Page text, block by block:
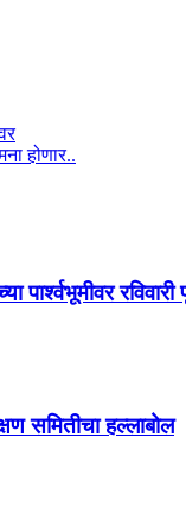
होणार..
रविवारी
समितीचा हल्लाबोल